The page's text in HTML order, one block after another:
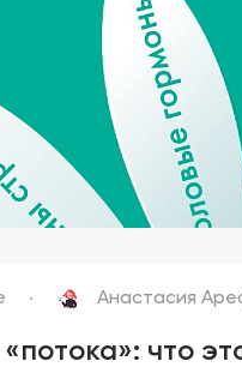
Анастасия
что